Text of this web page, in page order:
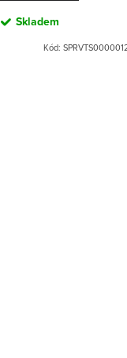
Skladem
Kód: